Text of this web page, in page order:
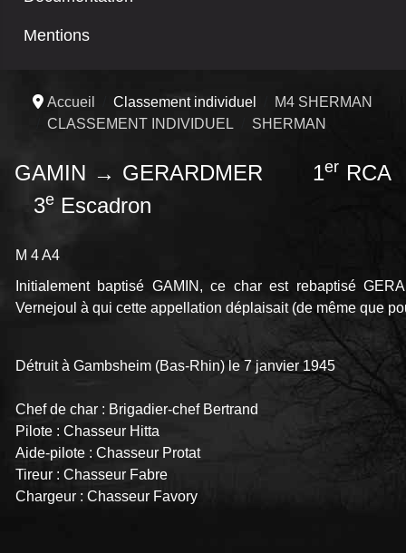
Mentions
Accueil Classement individuel
M4 SHERMAN
CLASSEMENT INDIVIDUEL
SHERMAN
GAMIN → GERARDMER 1er RCA
3e Escadron
M 4 A4
Initialement baptisé GAMIN, ce char est rebaptisé
Vernejoul à qui cette appellation déplaisait (de même que
Détruit à Gambsheim (Bas-Rhin) le 7 janvier 1945
Chef de char : Brigadier-chef Bertrand
Pilote : Chasseur Hitta
Aide-pilote : Chasseur Protat
Tireur : Chasseur Fabre
Chargeur : Chasseur Favory